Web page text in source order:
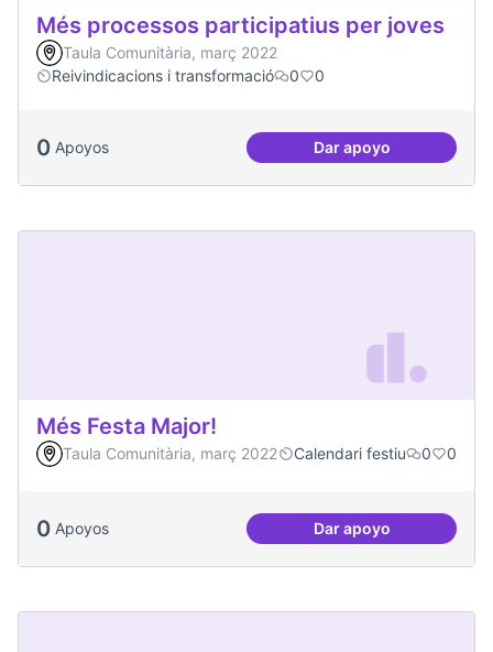
Més processos participatius per joves
Taula Comunitària, març 2022
Reivindicacions i transformació
0 0
0 Apoyos Dar apoyoMés processos
Més Festa Major!
Taula Comunitària, març 2022 Calendari festiu 0 0
0 Apoyos Dar apoyoMés Festa Major!